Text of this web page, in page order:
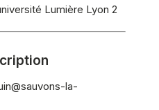
Lumière Lyon 2
la-